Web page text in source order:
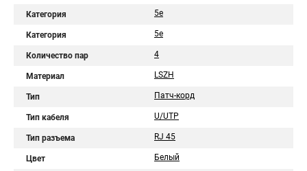
Категория 5e
Категория 5е
Количество пар 4
Материал LSZH
Тип Патч-корд
Тип кабеля U/UTP
Тип разъема RJ 45
Цвет Белый